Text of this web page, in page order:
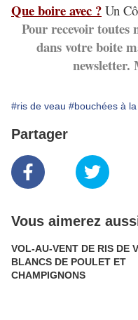
Que boire avec ? Un
Pour recevoir toutes
dans votre boite
newsletter.
#ris de veau #bouchées à
Partager
Vous aimerez
VOL-AU-VENT DE RIS DE
BLANCS DE POULET ET
CHAMPIGNONS